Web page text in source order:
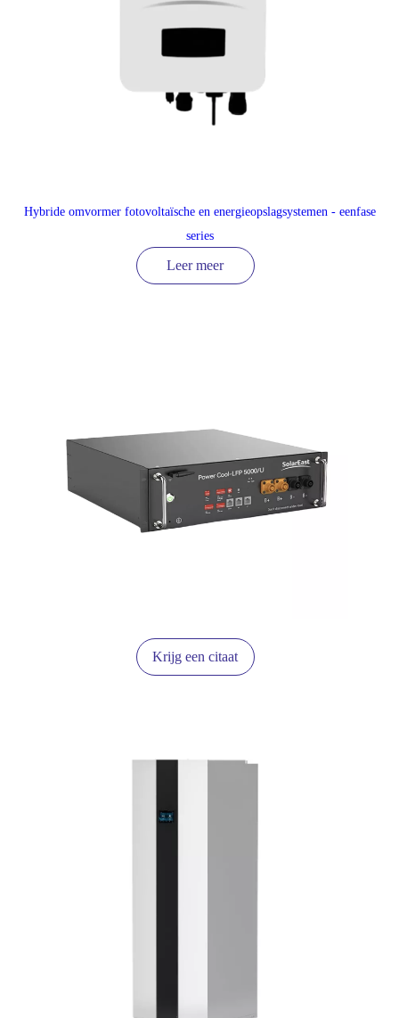
Hybride omvormer fotovoltaïsche en energieopslagsystemen - eenfase
series
Leer meer
Krijg een citaat